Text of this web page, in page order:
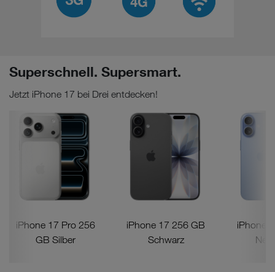
Superschnell. Supersmart.
Jetzt iPhone 17 bei Drei entdecken!
iPhone 17 Pro 256
GB Silber
iPhone 17 256 GB
Schwarz
iPhone